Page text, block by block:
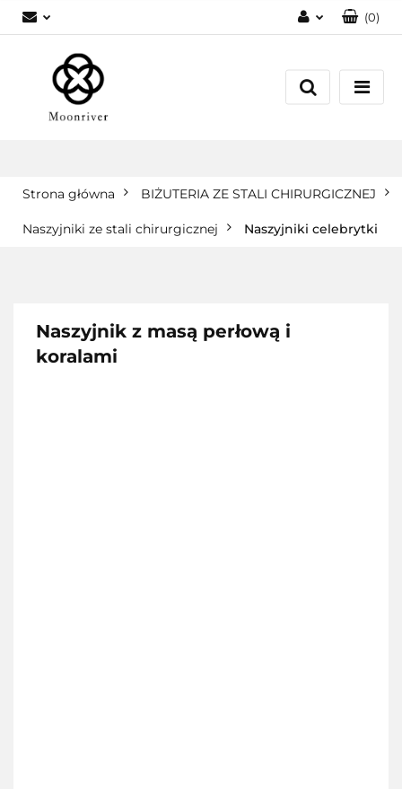
Zarejestruj się
(0)
Strona główna BIŻUTERIA ZE STALI CHIRURGICZNEJ
Naszyjniki ze stali chirurgicznej Naszyjniki celebrytki
Naszyjnik z masą perłową i
koralami